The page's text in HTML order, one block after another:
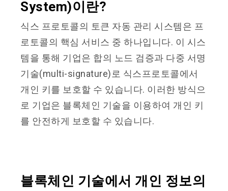
System)이란?
식스 프로토콜의 토큰 자동 관리 시스템은 프
로토콜의 핵심 서비스 중 하나입니다. 이 시스
템을 통해 기업은 합의 노드 검증과 다중 서명
기술(multi-signature)로 식스프로토콜에서
개인 키를 보호할 수 있습니다. 이러한 방식으
로 기업은 블록체인 기술을 이용하여 개인 키
를 안전하게 보호할 수 있습니다.
블록체인 기술에서 개인 정보의